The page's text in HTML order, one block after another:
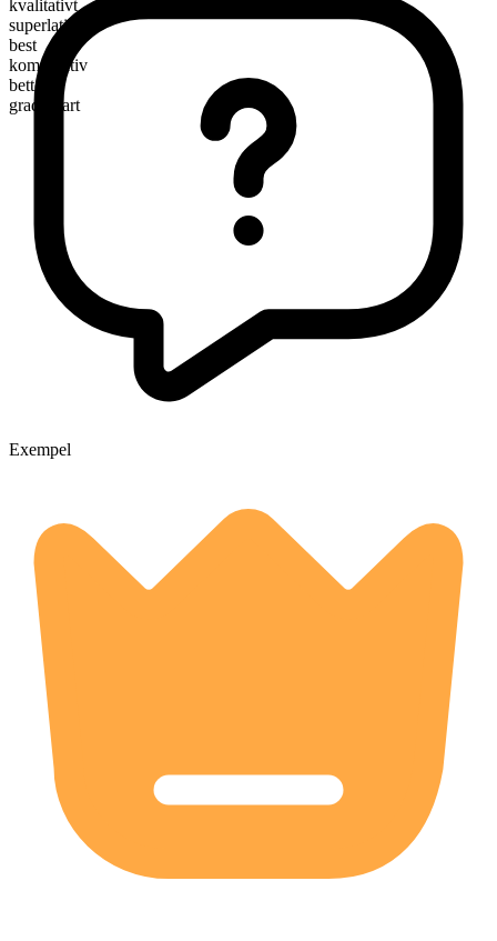
kvalitativt
superlativ
best
komparativ
better
graderbart
Exempel